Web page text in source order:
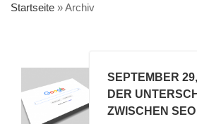
Startseite »Archiv
SEPTEMBER
DER
ZWISCHEN